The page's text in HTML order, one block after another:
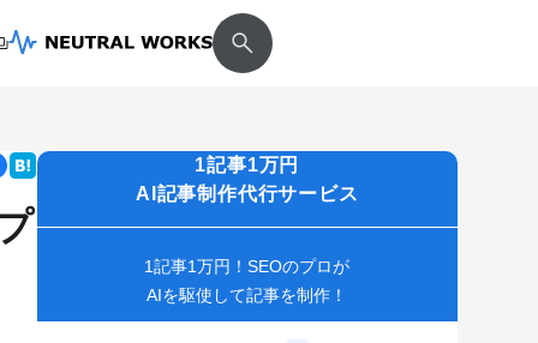
1記事1万円
AI記事制作代行サービス
1記事1万円！SEOのプロが
AIを駆使して記事を制作！